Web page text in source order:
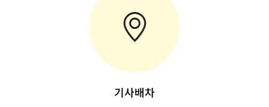
기사배차